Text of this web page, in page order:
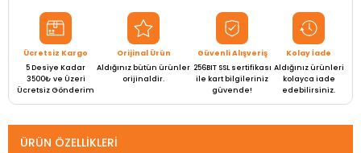
Ücretsiz Kargo
5 Desiye Kadar
3500₺ ve Üzeri
Ücretsiz Gönderim
Orijinal Ürün
Aldığınız bütün ürünler
orijinaldir.
Güvenli Alışveriş
256BIT SSL sertifikası
ile kart bilgileriniz
güvende!
Kolay İade
Aldığınız ürünleri
kolayca iade
edebilirsiniz.
ÜRÜN ÖZELLIKLERI